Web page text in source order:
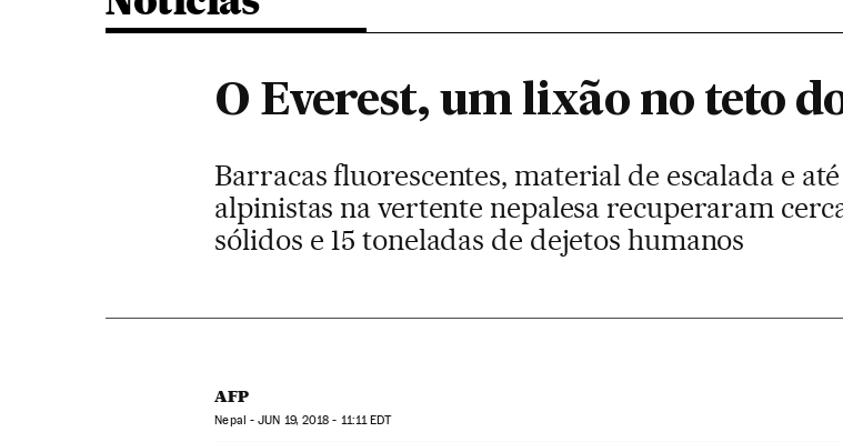
O Everest, um lixão no teto
Barracas fluorescentes, material de escalada e
alpinistas na vertente nepalesa recuperaram
sólidos e 15 toneladas de dejetos humanos
AFP
Nepal -JUN 19, 2018 - 11:11EDT